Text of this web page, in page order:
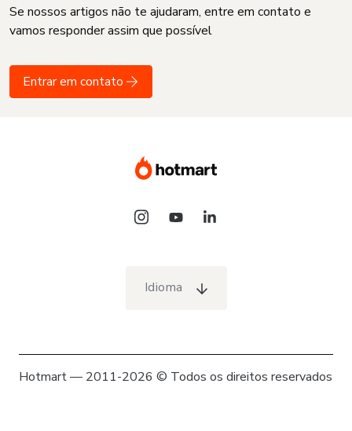
Se nossos artigos não te ajudaram, entre em contato e
vamos responder assim que possível
Entrar em contato
Idioma
Hotmart — 2011-2026 © Todos os direitos reservados